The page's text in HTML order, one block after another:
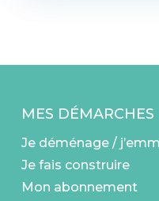
MES DÉMARCHES
Je déménage /
Je fais construire
Mon abonnement